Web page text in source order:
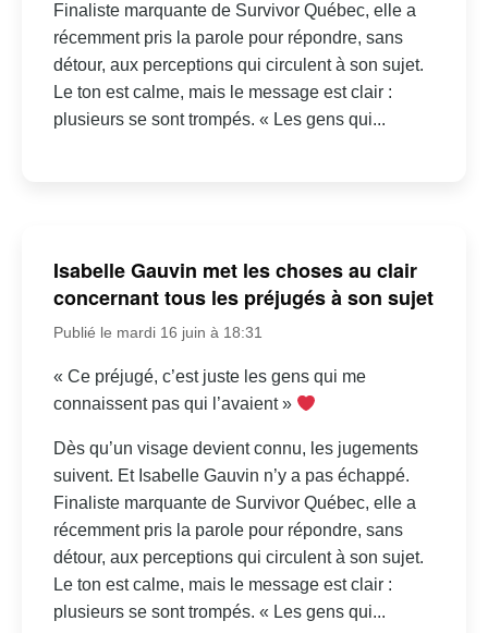
Finaliste marquante de Survivor Québec, elle a
récemment pris la parole pour répondre, sans
détour, aux perceptions qui circulent à son sujet.
Le ton est calme, mais le message est clair :
plusieurs se sont trompés. « Les gens qui...
Isabelle Gauvin met les choses au clair
concernant tous les préjugés à son sujet
Publié le mardi 16 juin à 18:31
« Ce préjugé, c’est juste les gens qui me
connaissent pas qui l’avaient »
Dès qu’un visage devient connu, les jugements
suivent. Et Isabelle Gauvin n’y a pas échappé.
Finaliste marquante de Survivor Québec, elle a
récemment pris la parole pour répondre, sans
détour, aux perceptions qui circulent à son sujet.
Le ton est calme, mais le message est clair :
plusieurs se sont trompés. « Les gens qui...